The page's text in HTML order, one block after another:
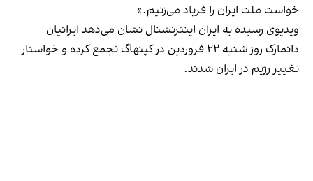
خواست ملت ایران را فریاد می‌زنیم.»
ویدیوی رسیده به ایران اینترنشنال نشان می‌دهد ایرانیان
دانمارک روز شنبه ۲۲ فروردین در کپنهاگ تجمع کرده و خواستار
تغییر رژیم در ایران شدند.